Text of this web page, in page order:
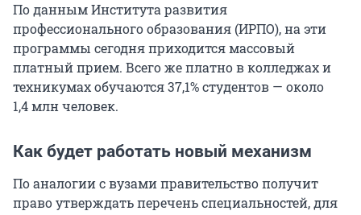
По данным Института развития
профессионального образования (ИРПО), на эти
программы сегодня приходится массовый
платный прием. Всего же платно в колледжах и
техникумах обучаются 37,1% студентов — около
1,4 млн человек.
Как будет работать новый механизм
По аналогии с вузами правительство получит
право утверждать перечень специальностей, для